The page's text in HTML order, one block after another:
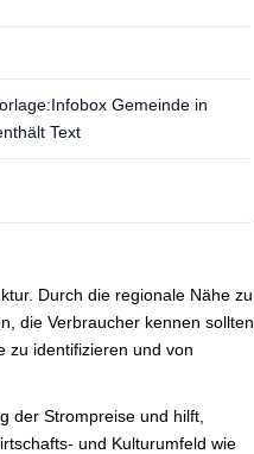
Gemeinde in
Text
Durch die regionale Nähe zu
die Verbraucher kennen sollten.
zu identifizieren und von
der Strompreise und hilft,
und Kulturumfeld wie